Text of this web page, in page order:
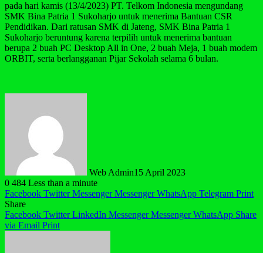
pada hari kamis (13/4/2023) PT. Telkom Indonesia mengundang
SMK Bina Patria 1 Sukoharjo untuk menerima Bantuan CSR
Pendidikan. Dari ratusan SMK di Jateng, SMK Bina Patria 1
Sukoharjo beruntung karena terpilih untuk menerima bantuan
berupa 2 buah PC Desktop All in One, 2 buah Meja, 1 buah modem
ORBIT, serta berlangganan Pijar Sekolah selama 6 bulan.
Web Admin15 April 2023
0 484 Less than a minute
Facebook Twitter Messenger Messenger WhatsApp Telegram Print
Share
Facebook Twitter LinkedIn Messenger Messenger WhatsApp Share
via Email Print